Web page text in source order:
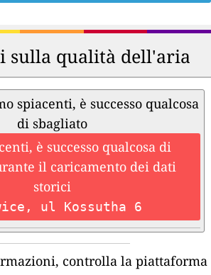
sulla qualità dell'aria
spiacenti, è successo qualcosa
di sbagliato
è successo qualcosa di
il caricamento dei dati
storici
ul Kossutha 6
controlla la piattaforma